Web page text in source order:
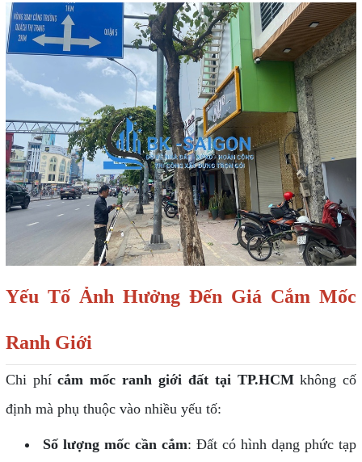
Yếu Tố Ảnh Hưởng Đến Giá Cắm Mốc
Ranh Giới
Chi phícắm mốc ranh giới đất tại TP.HCMkhông cố
định mà phụ thuộc vào nhiều yếu tố:
Số lượng mốc cần cắm: Đất có hình dạng phức tạp